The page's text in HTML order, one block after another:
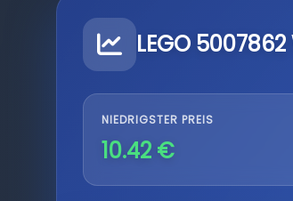
LEGO
NIEDRIGSTER PREIS
10.42 €